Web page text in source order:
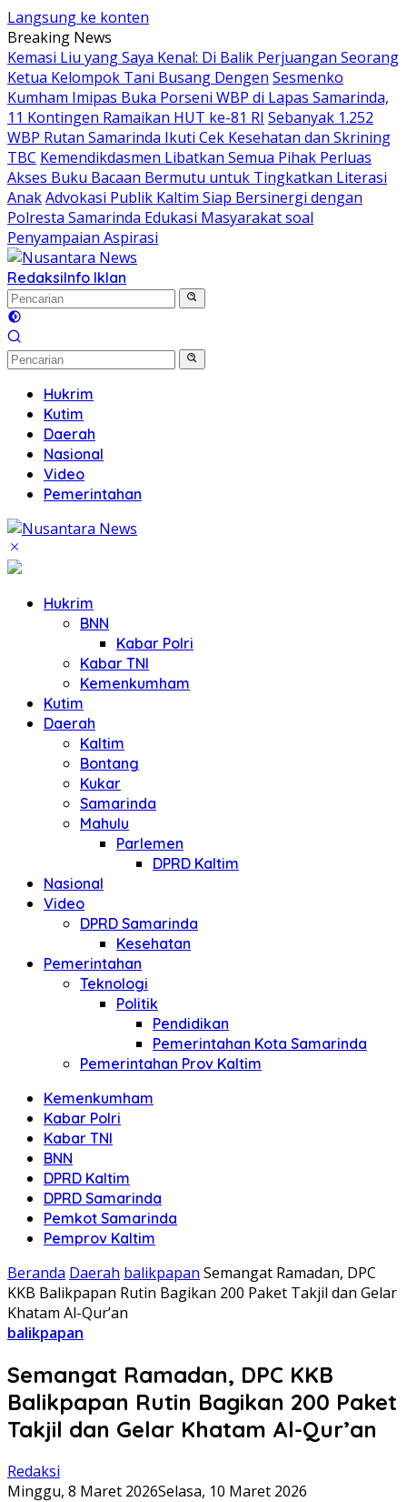
Langsung ke konten
Breaking News
Kemasi Liu yang Saya Kenal: Di Balik Perjuangan Seorang
Ketua Kelompok Tani Busang Dengen Sesmenko
Kumham Imipas Buka Porseni WBP di Lapas Samarinda,
11 Kontingen Ramaikan HUT ke-81 RI Sebanyak 1.252
WBP Rutan Samarinda Ikuti Cek Kesehatan dan Skrining
TBC Kemendikdasmen Libatkan Semua Pihak Perluas
Akses Buku Bacaan Bermutu untuk Tingkatkan Literasi
AnakAdvokasi Publik Kaltim Siap Bersinergi dengan
Polresta Samarinda Edukasi Masyarakat soal
Penyampaian Aspirasi
RedaksiInfo Iklan
Hukrim
Kutim
Daerah
Nasional
Video
Pemerintahan
Hukrim
BNN
Kabar Polri
Kabar TNI
Kemenkumham
Kutim
Daerah
Kaltim
Bontang
Kukar
Samarinda
Mahulu
Parlemen
DPRD Kaltim
Nasional
Video
DPRD Samarinda
Kesehatan
Pemerintahan
Teknologi
Politik
Pendidikan
Pemerintahan Kota Samarinda
Pemerintahan Prov Kaltim
Kemenkumham
Kabar Polri
Kabar TNI
BNN
DPRD Kaltim
DPRD Samarinda
Pemkot Samarinda
Pemprov Kaltim
Beranda Daerah balikpapan Semangat Ramadan, DPC
KKB Balikpapan Rutin Bagikan 200 Paket Takjil dan Gelar
Khatam Al-Qur’an
balikpapan
Semangat Ramadan, DPC KKB
Balikpapan Rutin Bagikan 200 Paket
Takjil dan Gelar Khatam Al-Qur’an
Redaksi
Minggu, 8 Maret 2026Selasa, 10 Maret 2026